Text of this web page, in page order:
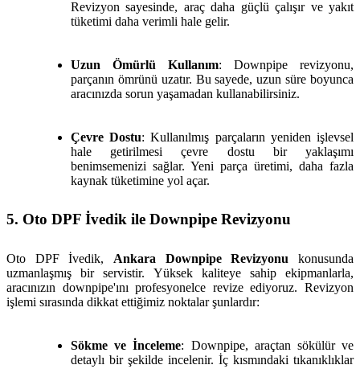
Revizyon sayesinde, araç daha güçlü çalışır ve yakıt
tüketimi daha verimli hale gelir.
Uzun Ömürlü Kullanım: Downpipe revizyonu,
parçanın ömrünü uzatır. Bu sayede, uzun süre boyunca
aracınızda sorun yaşamadan kullanabilirsiniz.
Çevre Dostu: Kullanılmış parçaların yeniden işlevsel
hale getirilmesi çevre dostu bir yaklaşımı
benimsemenizi sağlar. Yeni parça üretimi, daha fazla
kaynak tüketimine yol açar.
5. Oto DPF İvedik ile Downpipe Revizyonu
Oto DPF İvedik, Ankara Downpipe Revizyonu konusunda
uzmanlaşmış bir servistir. Yüksek kaliteye sahip ekipmanlarla,
aracınızın downpipe'ını profesyonelce revize ediyoruz. Revizyon
işlemi sırasında dikkat ettiğimiz noktalar şunlardır:
Sökme ve İnceleme: Downpipe, araçtan sökülür ve
detaylı bir şekilde incelenir. İç kısmındaki tıkanıklıklar